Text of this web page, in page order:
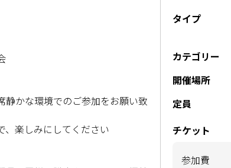
かな環境でのご参加をお願い致
楽しみにしてください
タイプ
カテゴリー
開催場所
定員
チケット
参加費